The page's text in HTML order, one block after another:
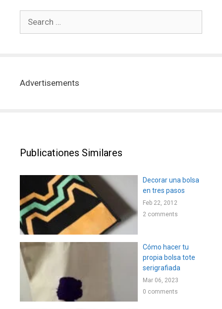
Advertisements
Publicationes Similares
Decorar una bolsa
en tres pasos
Feb 22, 2012
2 comments
Cómo hacer tu
propia bolsa tote
serigrafiada
Mar 06, 2023
0 comments